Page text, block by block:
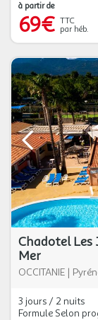
à partir de
69€ TTC
par héb.
Chadotel Les
Mer
OCCITANIE |
3 jours / 2 nuits
Formule Selon